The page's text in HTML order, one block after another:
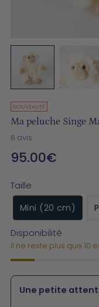
NOUVEAUTÉ
Ma peluche Singe
6 avis
Prix
95.00€
Taille
Mini (20 cm)
Disponibilité
Il ne reste plus que 10
Une petite